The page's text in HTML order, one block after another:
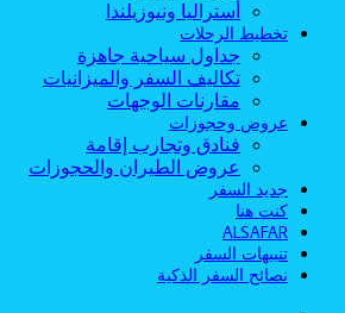
أستراليا ونيوزيلندا
تخطيط الرحلات
جداول سياحية جاهزة
تكاليف السفر والميزانيات
مقارنات الوجهات
عروض وحجوزات
فنادق وتجارب إقامة
عروض الطيران والحجوزات
جديد السفر
كنت هنا
ALSAFAR
تنبيهات السفر
نصائح السفر الذكية